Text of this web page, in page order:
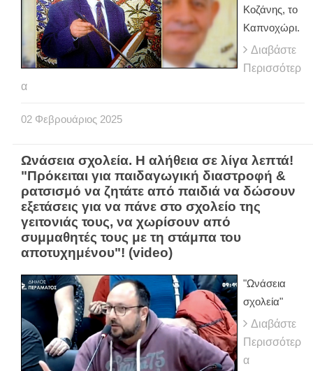
Κοζάνης, το
Καπνοχώρι.
Διαβάστε
Περισσότερ
α
02 Φεβρουάριος 2025
Ωνάσεια σχολεία. Η αλήθεια σε λίγα λεπτά!
"Πρόκειται για παιδαγωγική διαστροφή &
ρατσισμό να ζητάτε από παιδιά να δώσουν
εξετάσεις για να πάνε στο σχολείο της
γειτονιάς τους, να χωρίσουν από
συμμαθητές τους με τη στάμπα του
αποτυχημένου"! (video)
"Ωνάσεια
σχολεία"
Διαβάστε
Περισσότερ
α